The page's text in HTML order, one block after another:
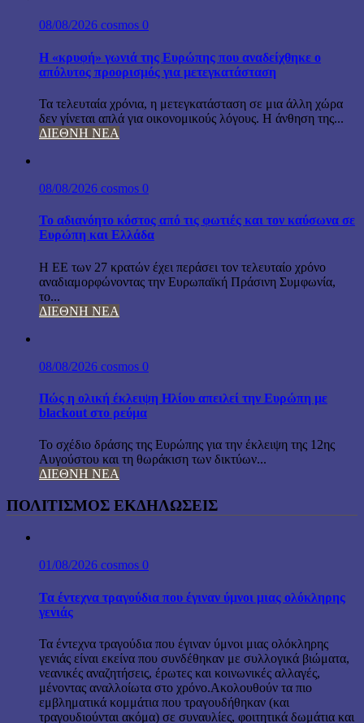
08/08/2026 cosmos 0
Η «κρυφή» γωνιά της Ευρώπης που αναδείχθηκε ο
απόλυτος προορισμός για μετεγκατάσταση
Τα τελευταία χρόνια, η μετεγκατάσταση σε μια άλλη χώρα
δεν γίνεται απλά για οικονομικούς λόγους. Η άνθηση της...
ΔΙΕΘΝΗ ΝΕΑ
08/08/2026 cosmos 0
Το αδιανόητο κόστος από τις φωτιές και τον καύσωνα σε
Ευρώπη και Ελλάδα
Η ΕΕ των 27 κρατών έχει περάσει τον τελευταίο χρόνο
αναδιαμορφώνοντας την Ευρωπαϊκή Πράσινη Συμφωνία,
το...
ΔΙΕΘΝΗ ΝΕΑ
08/08/2026 cosmos 0
Πώς η ολική έκλειψη Ηλίου απειλεί την Ευρώπη με
blackout στο ρεύμα
Το σχέδιο δράσης της Ευρώπης για την έκλειψη της 12ης
Αυγούστου και τη θωράκιση των δικτύων...
ΔΙΕΘΝΗ ΝΕΑ
ΠΟΛΙΤΙΣΜΟΣ ΕΚΔΗΛΩΣΕΙΣ
01/08/2026 cosmos 0
Τα έντεχνα τραγούδια που έγιναν ύμνοι μιας ολόκληρης
γενιάς
Τα έντεχνα τραγούδια που έγιναν ύμνοι μιας ολόκληρης
γενιάς είναι εκείνα που συνδέθηκαν με συλλογικά βιώματα,
νεανικές αναζητήσεις, έρωτες και κοινωνικές αλλαγές,
μένοντας αναλλοίωτα στο χρόνο.Ακολουθούν τα πιο
εμβληματικά κομμάτια που τραγουδήθηκαν (και
τραγουδιούνται ακόμα) σε συναυλίες, φοιτητικά δωμάτια και